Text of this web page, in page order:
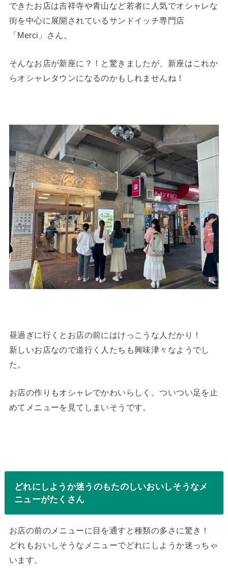
できたお店は吉祥寺や青山など若者に人気でオシャレな
街を中心に展開されているサンドイッチ専門店
「Merci」さん。
そんなお店が新座に？！と驚きましたが、新座はこれか
らオシャレタウンになるのかもしれませんね！
昼過ぎに行くとお店の前にはけっこうな人だかり！
新しいお店なので道行く人たちも興味津々なようでし
た。
お店の作りもオシャレでかわいらしく、ついつい足を止
めてメニューを見てしまいそうです。
どれにしようか迷うのもたのしいおいしそうなメ
ニューがたくさん
お店の前のメニューに目を通すと種類の多さに驚き！
どれもおいしそうなメニューでどれにしようか迷っちゃ
います。